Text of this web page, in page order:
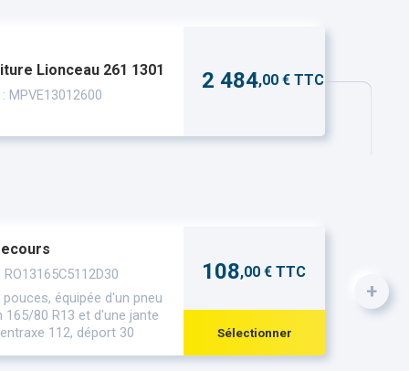
Lionceau 261 1301
MPVE13012600
2 484,00 € TTC
+
pouces, équipée d'un pneu
165/80 R13 et d'une jante
112, déport 30
108,00 € TTC
Sélectionner